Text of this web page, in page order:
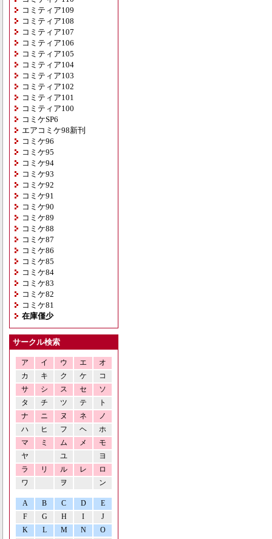
コミティア109
コミティア108
コミティア107
コミティア106
コミティア105
コミティア104
コミティア103
コミティア102
コミティア101
コミティア100
コミケSP6
エアコミケ98新刊
コミケ96
コミケ95
コミケ94
コミケ93
コミケ92
コミケ91
コミケ90
コミケ89
コミケ88
コミケ87
コミケ86
コミケ85
コミケ84
コミケ83
コミケ82
コミケ81
在庫僅少
サークル検索
ア イ ウ エ
オ
カ
キ ク ケ
コ
サ
シ ス セ
ソ
タ
チ ツ テ
ト
ナ
ニ ヌ ネ
ノ
ハ
ヒ フ ヘ
ホ
マ
ミ ム メ
モ
ヤ
ユ
ヨ
ラ
リ ル レ
ロ
ワ
ヲ ン
A B C D
E
F
G H I
J
K
L M N O